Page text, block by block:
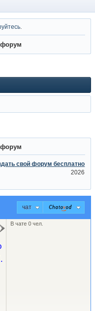
свой форум бесплатно
2026